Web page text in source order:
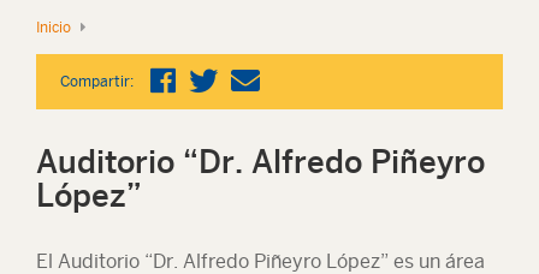
Inicio
Compartir:
Auditorio “Dr. Alfredo Piñeyro
López”
El Auditorio “Dr. Alfredo Piñeyro López” es un área